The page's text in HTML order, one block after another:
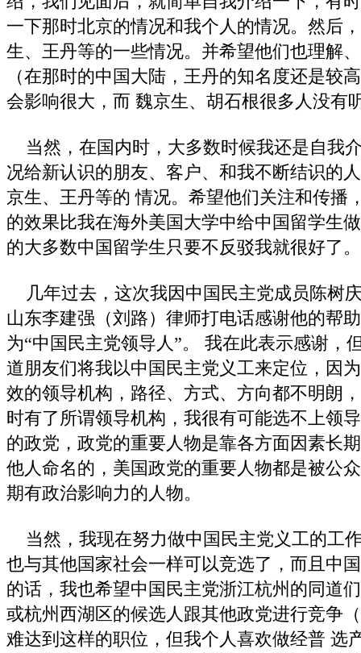
一下那时北京的情况和我个人的情况。然后
生、王丹等的一些情况。并希望他们也理解
（在那时的中国大陆，王丹的知名度还是较
会影响很大，而 魏京生、胡石根很多人没有
当然，在国内时，大多数时候我还是自我
况给新认识的朋友、客户、和我不断结识的
京生、王丹等的 情况。希望他们关注和传播
的效果比我在海外美国大学中给中国留学生
的大多数中国留学生只要不反驳我就很好了。
几年过去，这次我因中国民主党成员陈树
山东李建强（刘路）律师打电话感谢他的帮
为“中国民主党领导人”。 我在此表示感谢，
道朋友们将我以中国民主党义工来定位，因
效的领导机构，路径、方式、方向都不明朗
时有了所谓领导机构，我很有可能选不上领
的政党，政党的重要人物是靠各方面因素长
他人命名的，美国政党的重要人物都是被公
期有政治影响力的人物。
当然，我现在努力做中国民主党义工的工
也与其他国家社会一样可以竞选了，而且中
的话，我也希望中国民主党浙江杭州的同道
或杭州西湖区的候选人跟其他政党进行竞争
难达到这样的职位，但我个人喜欢做经普 选